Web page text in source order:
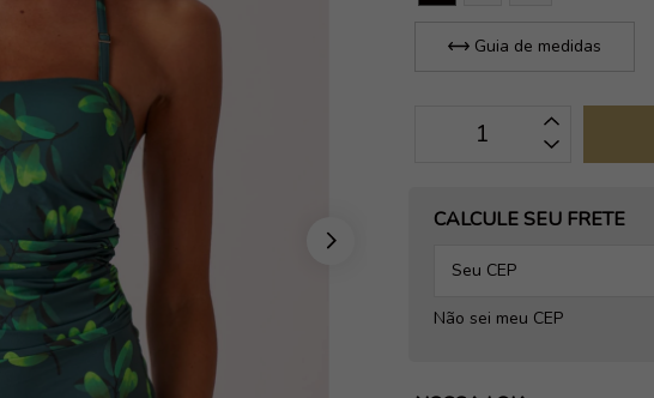
Guia de medidas
OPÇÕES DE FRETE
CALCULE SEU FRETE
Não sei meu CEP